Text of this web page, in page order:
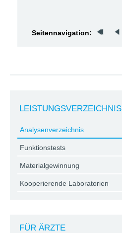
Seitennavigation:
LEISTUNGSVERZEICHNIS
Analysenverzeichnis
Funktionstests
Materialgewinnung
Kooperierende Laboratorien
FÜR ÄRZTE